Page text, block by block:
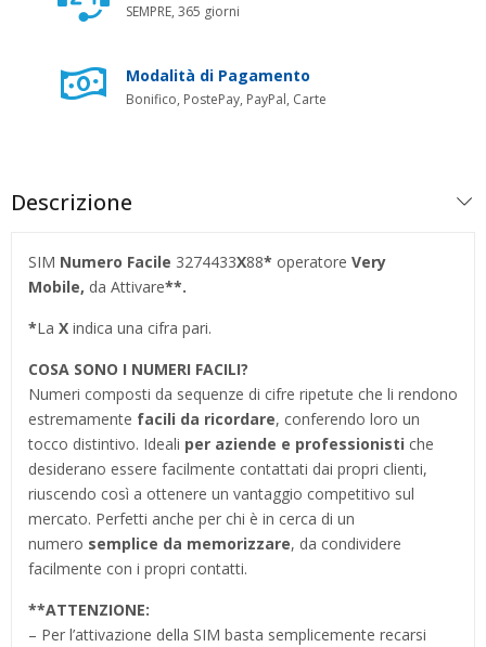
SEMPRE, 365 giorni
Modalità di Pagamento
Bonifico, PostePay, PayPal, Carte
Descrizione
SIM Numero Facile 3274433X88* operatore Very
Mobile, da Attivare**.
*La X indica una cifra pari.
COSA SONO I NUMERI FACILI?
Numeri composti da sequenze di cifre ripetute che li rendono
estremamente facili da ricordare, conferendo loro un
tocco distintivo. Ideali per aziende e professionisti che
desiderano essere facilmente contattati dai propri clienti,
riuscendo così a ottenere un vantaggio competitivo sul
mercato. Perfetti anche per chi è in cerca di un
numero semplice da memorizzare, da condividere
facilmente con i propri contatti.
**ATTENZIONE:
– Per l’attivazione della SIM basta semplicemente recarsi